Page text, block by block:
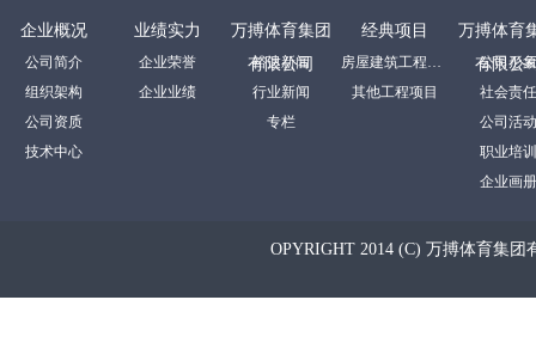
企业概况
公司简介
组织架构
公司资质
技术中心
业绩实力
企业荣誉
企业业绩
万搏体育集团
有限公司
裕达新闻
行业新闻
专栏
经典项目
房屋建筑工程项目
其他工程项目
万搏体育
有限公
公司形象
社会责任
公司活动
职业培训
企业画册
OPYRIGHT 2014 (C) 万搏体育集团